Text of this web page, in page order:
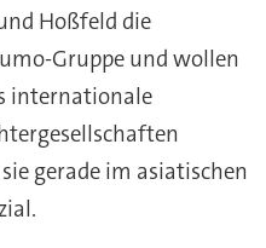
Hoßfeld die
Gruppe und wollen
internationale
gerade im asiatischen